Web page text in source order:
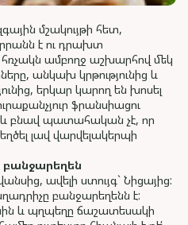
մշակույթի հետ,
է ու դրախտ
ամբողջ աշխարհով մեկ
անկախ կրթությունից և
երկար կարող են խոսել
ֆրանսիացու
և բնավ պատահական չէ, որ
լավ վարվելակերպի
ավելի ստույգ` Նիցայից:
բանջարեղենն է:
և պղպեղը ճաշատեսակի